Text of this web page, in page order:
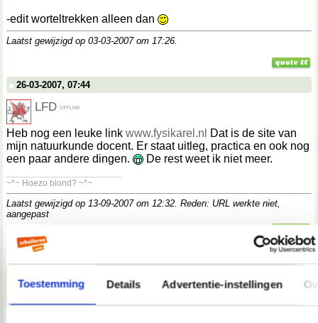
Toestemming Details Advertentie-instellingen
-edit worteltrekken alleen dan
Laatst gewijzigd op 03-03-2007 om 17:26.
26-03-2007, 07:44
LFD
Heb nog een leuke link www.fysikarel.nl
Dat is de site van
mijn natuurkunde docent. Er staat uitleg, practica en ook nog
een paar andere dingen.
De rest weet ik niet meer.
~*~ Hoezo blond? ~*~
Laatst gewijzigd op 13-09-2007 om 12:32. Reden: URL werkte niet,
aangepast
18-05-2007, 10:45